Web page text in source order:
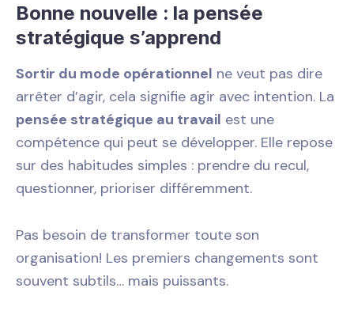
Bonne nouvelle : la pensée
stratégique s’apprend
Sortir du mode opérationnel ne veut pas dire
arrêter d’agir, cela signifie agir avec intention. La
pensée stratégique au travail est une
compétence qui peut se développer. Elle repose
sur des habitudes simples : prendre du recul,
questionner, prioriser différemment.
Pas besoin de transformer toute son
organisation! Les premiers changements sont
souvent subtils… mais puissants.